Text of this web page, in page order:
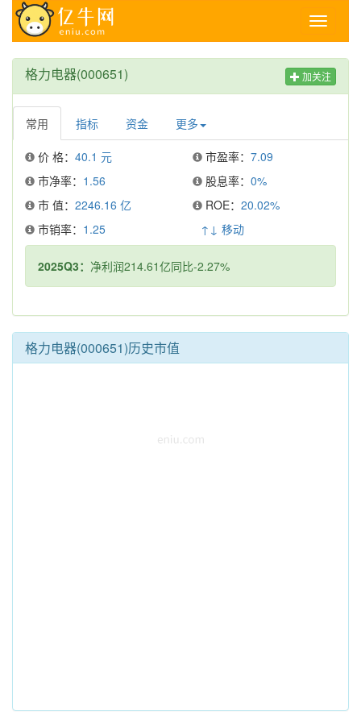
Toggle
格力电器(000651) 加关注
常用 指标 资金 更多
价 格： 40.1 元 市盈率： 7.09
市净率： 1.56 股息率： 0%
市 值： 2246.16 亿 ROE： 20.02%
市销率： 1.25 ↑↓ 移动
2025Q3： 净利润214.61亿同比-2.27%
格力电器(000651)历史市值